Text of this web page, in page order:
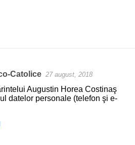
Catolice 27 august, 2018
Augustin Horea Costinaş
datelor personale (telefon şi e-